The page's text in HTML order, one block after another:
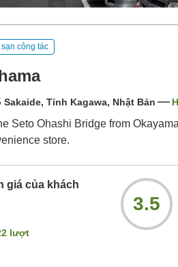
công tác
Tỉnh Kagawa, Nhật Bản
Seto Ohashi Bridge from
store.
giá của khách
lượt
3.5